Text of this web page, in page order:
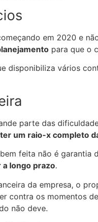
em 2020 e
para que o
disponibiliza vários
parte das
um raio-x completo
feita não é
longo prazo.
da empresa, o
contra os momentos
não deve.